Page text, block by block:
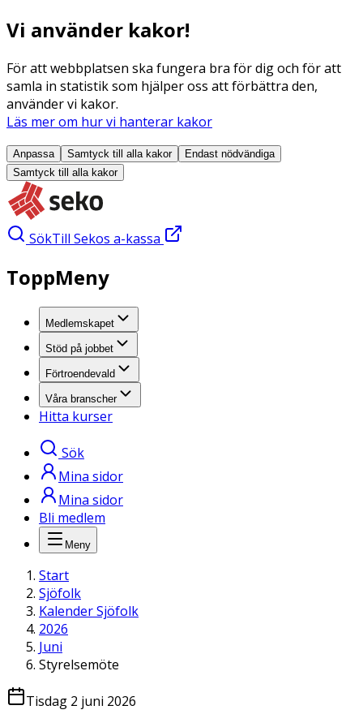
Vi använder kakor!
För att webbplatsen ska fungera bra för dig och för att
samla in statistik som hjälper oss att förbättra den,
använder vi kakor.
Läs mer om hur vi hanterar kakor
Anpassa Samtyck till alla kakor
Endast nödvändiga
Samtyck till alla kakor
SökTill Sekos a-kassa
ToppMeny
Medlemskapet
Stöd på jobbet
Förtroendevald
Våra branscher
Hitta kurser
Sök
Mina sidor
Mina sidor
Bli medlem
Meny
Start
Sjöfolk
Kalender Sjöfolk
2026
Juni
Styrelsemöte
Tisdag 2 juni 2026